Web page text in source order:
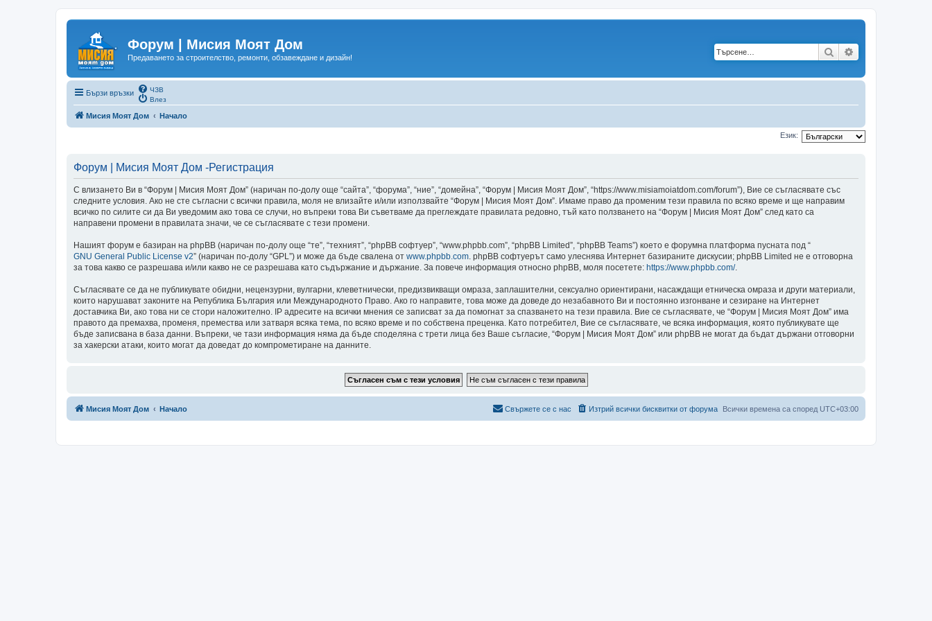
Форум | Мисия Моят Дом
Предаването за строителство, ремонти, обзавеждане и дизайн! Търсене
Бързи връзки
ЧЗВ
Влез
Мисия Моят Дом Начало
Език:
Форум | Мисия Моят Дом -Регистрация
С влизането Ви в “Форум | Мисия Моят Дом” (наричан по-долу още “сайта”, “форума”, “ние”, “домейна”, “Форум | Мисия Моят Дом”, “https://www.misiamoiatdom.com/forum”), Вие се съгласявате със
следните условия. Ако не сте съгласни с всички правила, моля не влизайте и/или използвайте “Форум | Мисия Моят Дом”. Имаме право да променим тези правила по всяко време и ще направим
всичко по силите си да Ви уведомим ако това се случи, но въпреки това Ви съветваме да преглеждате правилата редовно, тъй като ползването на “Форум | Мисия Моят Дом” след като са
направени промени в правилата значи, че се съгласявате с тези промени.
Нашият форум е базиран на phpBB (наричан по-долу още “те”, “техният”, “phpBB софтуер”, “www.phpbb.com”, “phpBB Limited”, “phpBB Teams”) което е форумна платформа пусната под “
GNU General Public License v2” (наричан по-долу “GPL”) и може да бъде свалена от www.phpbb.com. phpBB софтуерът само улеснява Интернет базираните дискусии; phpBB Limited не е отговорна
за това какво се разрешава и/или какво не се разрешава като съдържание и държание. За повече информация относно phpBB, моля посетете: https://www.phpbb.com/.
Съгласявате се да не публикувате обидни, нецензурни, вулгарни, клеветнически, предизвикващи омраза, заплашителни, сексуално ориентирани, насаждащи етническа омраза и други материали,
които нарушават законите на Република България или Международното Право. Ако го направите, това може да доведе до незабавното Ви и постоянно изгонване и сезиране на Интернет
доставчика Ви, ако това ни се стори наложително. IP адресите на всички мнения се записват за да помогнат за спазването на тези правила. Вие се съгласявате, че “Форум | Мисия Моят Дом” има
правото да премахва, променя, премества или затваря всяка тема, по всяко време и по собствена преценка. Като потребител, Вие се съгласявате, че всяка информация, която публикувате ще
бъде записвана в база данни. Въпреки, че тази информация няма да бъде споделяна с трети лица без Ваше съгласие, “Форум | Мисия Моят Дом” или phpBB не могат да бъдат държани отговорни
за хакерски атаки, които могат да доведат до компрометиране на данните.
Мисия Моят Дом Начало Всички времена са според UTC+03:00
Изтрий всички бисквитки от форума
Свържете се с нас